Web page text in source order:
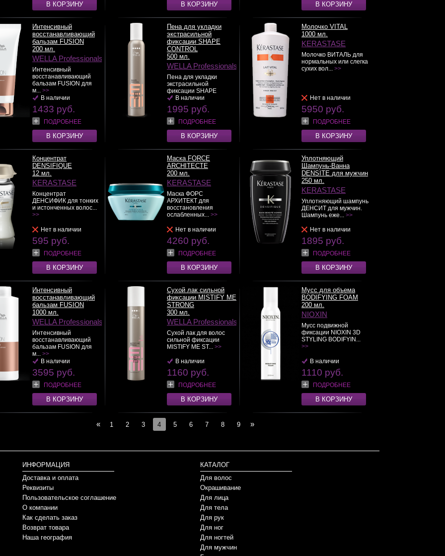
В КОРЗИНУ В КОРЗИНУ В КОРЗИНУ
Интенсивный
восстанавливающий
бальзам FUSION
200 мл.
WELLA Professionals
Интенсивный
восстанавливающий
бальзам FUSION для
м... >>
В наличии
1433 руб.
ПОДРОБНЕЕ
В КОРЗИНУ
Пена для укладки
экстрасильной
фиксации SHAPE
CONTROL
500 мл.
WELLA Professionals
Пена для укладки
экстрасильной
фиксации SHAPE
CONT...>>
В наличии
1995 руб.
ПОДРОБНЕЕ
В КОРЗИНУ
Молочко VITAL
1000 мл.
KERASTASE
Молочко ВИТАЛЬ для
нормальных или слегка
сухих вол... >>
Нет в наличии
5950 руб.
ПОДРОБНЕЕ
В КОРЗИНУ
Концентрат
DENSIFIQUE
12 мл.
KERASTASE
Концентрат
ДЕНСИФИК для тонких
и истонченных волос...
>>
Нет в наличии
595 руб.
ПОДРОБНЕЕ
В КОРЗИНУ
Маска FORCE
ARCHITECTE
200 мл.
KERASTASE
Маска ФОРС
АРХИТЕКТ для
восстановления
ослабленных... >>
Нет в наличии
4260 руб.
ПОДРОБНЕЕ
В КОРЗИНУ
Уплотняющий
Шампунь-Ванна
DENSITE для мужчин
250 мл.
KERASTASE
Уплотняющий шампунь
ДЕНСИТ для мужчин.
Шампунь еже... >>
Нет в наличии
1895 руб.
ПОДРОБНЕЕ
В КОРЗИНУ
Интенсивный
восстанавливающий
бальзам FUSION
1000 мл.
WELLA Professionals
Интенсивный
восстанавливающий
бальзам FUSION для
м... >>
В наличии
3595 руб.
ПОДРОБНЕЕ
В КОРЗИНУ
Сухой лак сильной
фиксации MISTIFY ME
STRONG
300 мл.
WELLA Professionals
Сухой лак для волос
сильной фиксации
MISTIFY ME ST... >>
В наличии
1160 руб.
ПОДРОБНЕЕ
В КОРЗИНУ
Мусс для объема
BODIFYING FOAM
200 мл.
NIOXIN
Мусс подвижной
фиксации NIOXIN 3D
STYLING BODIFYIN...
>>
В наличии
1110 руб.
ПОДРОБНЕЕ
В КОРЗИНУ
« 1 2 3 4 5 6 7 8 9 »
ИНФОРМАЦИЯ
Доставка и оплата
Реквизиты
Пользовательское соглашение
О компании
Как сделать заказ
Возврат товара
Наша география
КАТАЛОГ
Для волос
Окрашивание
Для лица
Для тела
Для рук
Для ног
Для ногтей
Для мужчин